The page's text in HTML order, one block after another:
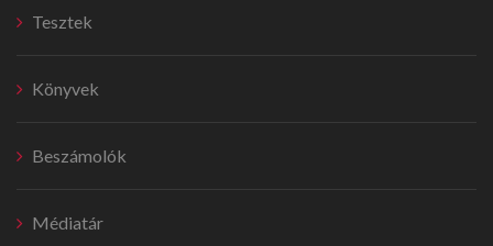
Tesztek
Könyvek
Beszámolók
Médiatár